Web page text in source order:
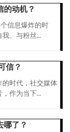
的动机？
信息爆炸的时
、与粉丝...
信？
时代，社交媒体
作为当下...
哪了？